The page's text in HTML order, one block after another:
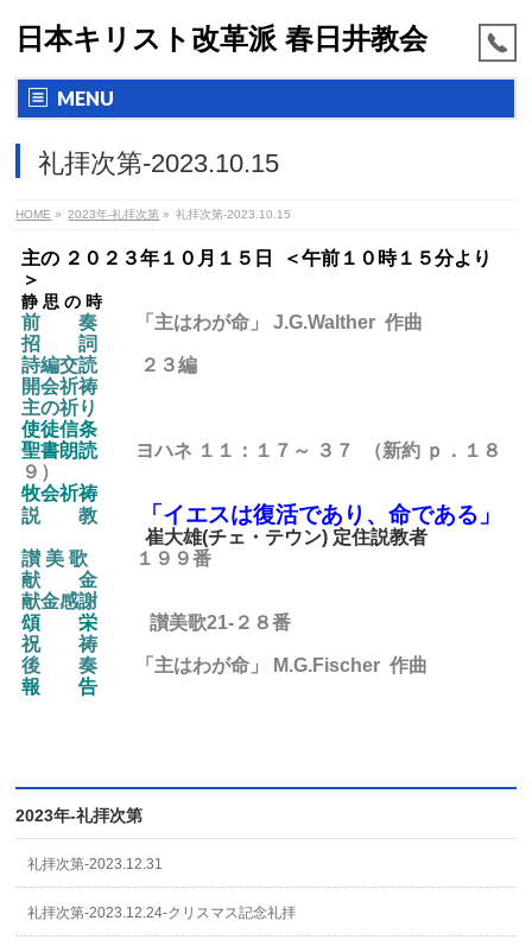
日本キリスト改革派 春日井教会
MENU
礼拝次第-2023.10.15
HOME » 2023年-礼拝次第 » 礼拝次第-2023.10.15
主の ２０２３年１０月１５日 ＜午前１０時１５分より
＞
静 思 の 時
前 奏
「主はわが命」 J.G.Walther 作曲
招 詞
詩編交読
２３編
開会祈祷
主の祈り
使徒信条
聖書朗読
ヨハネ １１：１７～ ３７ （新約 ｐ．１８
９）
牧会祈祷
説 教
「イエスは復活であり、命である」
崔大雄(チェ・テウン) 定住説教者
讃 美 歌 １９９番
献 金
献金感謝
頌 栄讃美歌21-２８番
祝 祷
後
奏 「主はわが命」 M.G.Fischer 作曲
報 告
2023年-礼拝次第
礼拝次第-2023.12.31
礼拝次第-2023.12.24-クリスマス記念礼拝